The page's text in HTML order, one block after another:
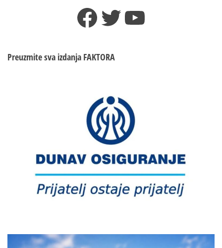
Facebook
TwitterYouTube
Preuzmite sva izdanja FAKTORA